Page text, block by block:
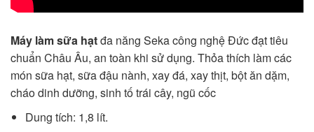
Máy làm sữa hạtđa năng Seka công nghệ Đức đạt tiêu
chuẩn Châu Âu, an toàn khi sử dụng. Thỏa thích làm các
món sữa hạt, sữa đậu nành, xay đá, xay thịt, bột ăn dặm,
cháo dinh dưỡng, sinh tố trái cây, ngũ cốc
Dung tích: 1,8 lít.